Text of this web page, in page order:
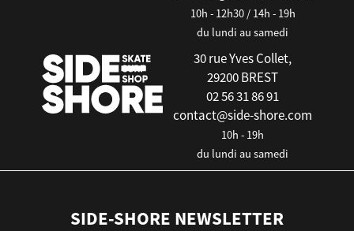
10h - 12h30 / 14h - 19h
du lundi au samedi
30 rue Yves Collet,
29200 BREST
02 56 31 86 91
contact@side-shore.com
10h - 19h
du lundi au samedi
SIDE-SHORE NEWSLETTER